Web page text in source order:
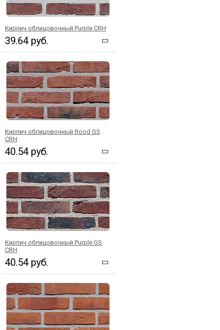
Кирпич облицовочный Purple CRH
39.64 руб.
Кирпич облицовочный Rood GS
CRH
40.54 руб.
Кирпич облицовочный Purple GS
CRH
40.54 руб.